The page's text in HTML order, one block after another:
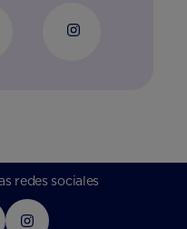
redes sociales